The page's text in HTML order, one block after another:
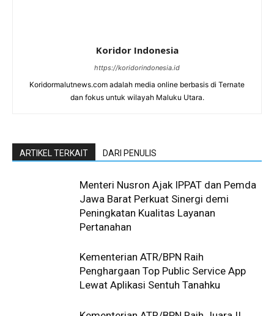
Koridor Indonesia
https://koridorindonesia.id
Koridormalutnews.com adalah media online berbasis di Ternate
dan fokus untuk wilayah Maluku Utara.
ARTIKEL TERKAIT DARI PENULIS
Menteri Nusron Ajak IPPAT dan Pemda
Jawa Barat Perkuat Sinergi demi
Peningkatan Kualitas Layanan
Pertanahan
Kementerian ATR/BPN Raih
Penghargaan Top Public Service App
Lewat Aplikasi Sentuh Tanahku